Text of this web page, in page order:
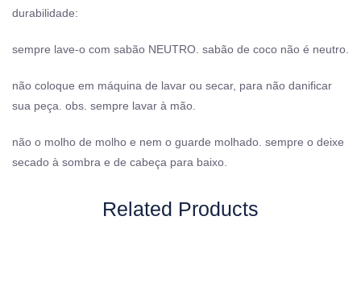
durabilidade:
sempre lave-o com sabão NEUTRO. sabão de coco não é neutro.
não coloque em máquina de lavar ou secar, para não danificar
sua peça. obs. sempre lavar à mão.
não o molho de molho e nem o guarde molhado. sempre o deixe
secado à sombra e de cabeça para baixo.
Related Products